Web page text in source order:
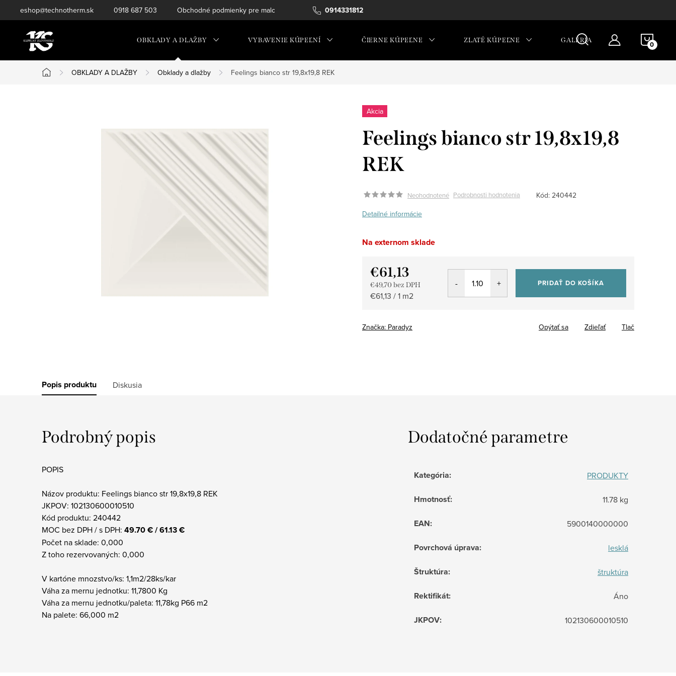
na
0914331812
eshop@technotherm.sk 0918 687 503 Obchodné podmienky pre maloobchod
OBKLADY A DLAŽBY VYBAVENIE KÚPEĽNÍ ČIERNE KÚPEĽNE ZLATÉ KÚPEĽNE GALÉRIA
Domov
OBKLADY A DLAŽBY Obklady a dlažby Feelings bianco str 19,8x19,8 REK
Akcia
Feelings bianco str 19,8x19,8
REK
Neohodnotené Podrobnosti hodnotenia Kód: 240442
Detailné informácie
Na externom sklade
€61,13
€49,70 bez DPH
Jednotková
€61,13 / 1 m2
PRIDAŤ DO KOŠÍKA
Značka: Paradyz Tlač
Opýtať sa Zdieľať
Popis produktu Diskusia
Podrobný popis
POPIS
Názov produktu: Feelings bianco str 19,8x19,8 REK
JKPOV: 102130600010510
Kód produktu: 240442
MOC bez DPH / s DPH: 49.70 € / 61.13 €
Počet na sklade: 0,000
Z toho rezervovaných: 0,000
V kartóne mnozstvo/ks: 1,1m2/28ks/kar
Váha za mernu jednotku: 11,7800 Kg
Váha za mernu jednotku/paleta: 11,78kg P66 m2
Na palete: 66,000 m2
Dodatočné parametre
Kategória: PRODUKTY
Hmotnosť: 11.78 kg
EAN: 5900140000000
Povrchová úprava: lesklá
Štruktúra: štruktúra
Rektifikát: Áno
JKPOV: 102130600010510